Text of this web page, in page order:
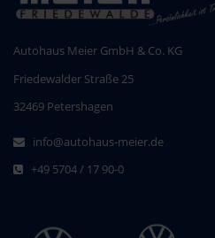
Autohaus Meier GmbH & Co. KG
Friedewalder Straße 25
32469 Petershagen
info@autohaus-meier.de
+49 5704 / 17 90-0